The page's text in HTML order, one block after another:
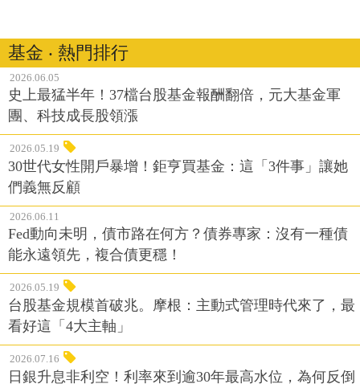
基金 ‧ 熱門排行
2026.06.05
史上最猛半年！37檔台股基金報酬翻倍，元大基金軍
團、科技成長股領漲
2026.05.19
30世代女性開戶暴增！鉅亨買基金：這「3件事」讓她
們義無反顧
2026.06.11
Fed動向未明，債市路在何方？債券專家：沒有一種債
能永遠領先，複合債更穩！
2026.05.19
台股基金規模首破兆。摩根：主動式管理時代來了，最
看好這「4大主軸」
2026.07.16
日銀升息非利空！利率來到逾30年最高水位，為何反倒